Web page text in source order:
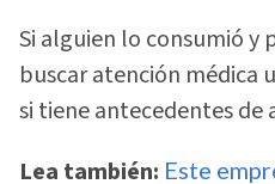
Si alguien lo consumió y
buscar atención médica
si tiene antecedentes de
Lea también: Este